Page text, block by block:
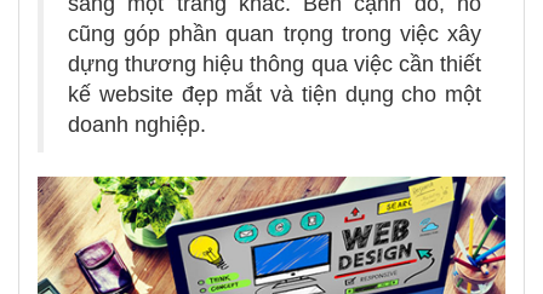
cũng góp phần quan trọng trong việc xây
dựng thương hiệu thông qua việc cần thiết
kế website đẹp mắt và tiện dụng cho một
doanh nghiệp.